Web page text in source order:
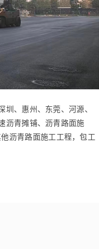
、惠州、东莞、河源、
沥青摊铺、沥青路面施
沥青路面施工工程，包工